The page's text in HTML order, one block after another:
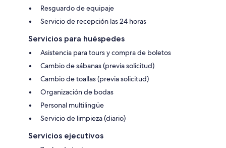
Resguardo de equipaje
Servicio de recepción las 24 horas
Servicios para huéspedes
Asistencia para tours y compra de boletos
Cambio de sábanas (previa solicitud)
Cambio de toallas (previa solicitud)
Organización de bodas
Personal multilingüe
Servicio de limpieza (diario)
Servicios ejecutivos